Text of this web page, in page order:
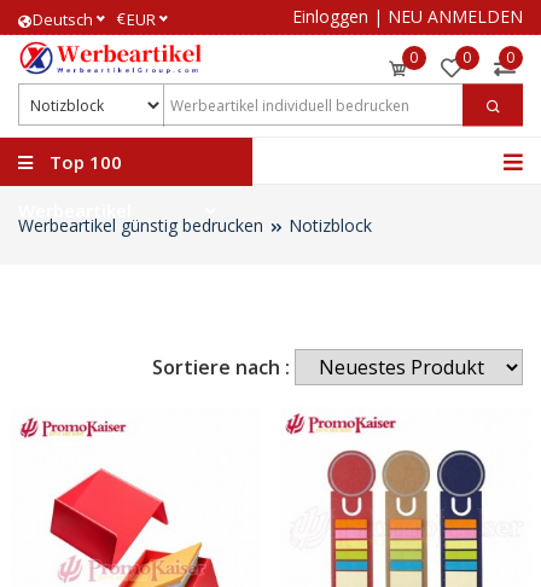
Deutsch €EUR Einloggen | NEU ANMELDEN
0 0 0
Top 100
Werbeartikel günstig bedrucken Notizblock
Sortiere nach :